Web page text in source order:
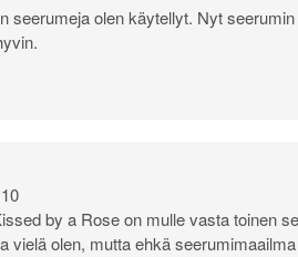
seerumeja olen käytellyt. Nyt
by a Rose on mulle vasta toinen
vielä olen, mutta ehkä